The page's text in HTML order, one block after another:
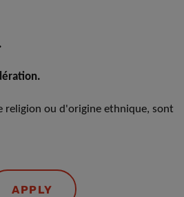
religion ou d'origine ethnique, sont
APPLY